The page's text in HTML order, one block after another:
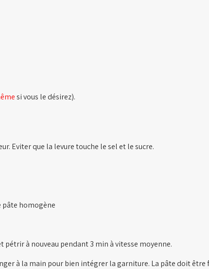
si vous le désirez).
Eviter que la levure touche le sel et le sucre.
pâte homogène
à nouveau pendant 3 min à vitesse moyenne.
à la main pour bien intégrer la garniture. La pâte doit être